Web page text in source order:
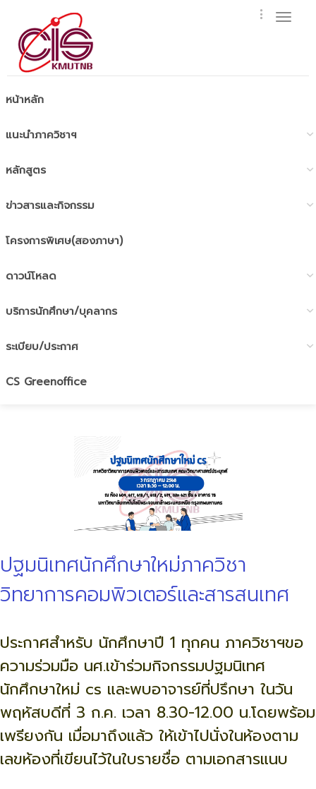
หน้าหลัก
แนะนำภาควิชาฯ
หลักสูตร
ข่าวสารและกิจกรรม
โครงการพิเศษ(สองภาษา)
ดาวน์โหลด
บริการนักศึกษา/บุคลากร
ระเบียบ/ประกาศ
CS Greenoffice
ปฐมนิเทศนักศึกษาใหม่ภาควิชา
วิทยาการคอมพิวเตอร์และสารสนเทศ
ประกาศสำหรับ นักศึกษาปี 1 ทุกคน ภาควิชาฯขอ
ความร่วมมือ นศ.เข้าร่วมกิจกรรมปฐมนิเทศ
นักศึกษาใหม่ cs และพบอาจารย์ที่ปรึกษา ในวัน
พฤหัสบดีที่ 3 ก.ค. เวลา 8.30-12.00 น.โดยพร้อม
เพรียงกัน เมื่อมาถึงแล้ว ให้เข้าไปนั่งในห้องตาม
เลขห้องที่เขียนไว้ในใบรายชื่อ ตามเอกสารแนบ